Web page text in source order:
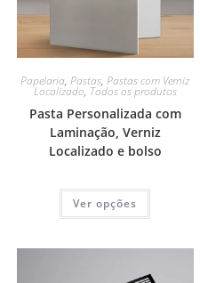
Papelaria,Pastas,Pastas com Verniz
Localizado, Todos os produtos
Pasta Personalizada com
Laminação, Verniz
Localizado e bolso
Ver opções